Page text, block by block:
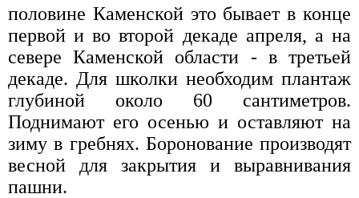
половине Каменской это бывает в конце
первой и во второй декаде апреля, а на
севере Каменской области - в третьей
декаде. Для школки необходим плантаж
глубиной около 60 сантиметров.
Поднимают его осенью и оставляют на
зиму в гребнях. Боронование производят
весной для закрытия и выравнивания
пашни.